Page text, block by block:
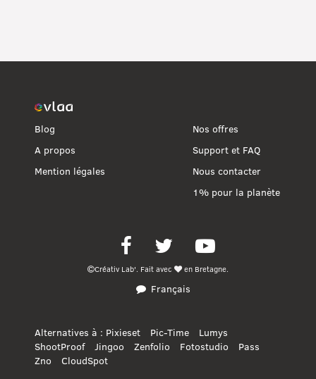
Blog
A propos
Mention légales
Nos offres
Support et FAQ
Nous contacter
1% pour la planète
FacebookTwitter Youtube
Créativ Lab'. Fait avec en Bretagne.
Français
Alternatives à : Pixieset Pic-Time
Lumys
ShootProof
Jingoo Zenfolio Fotostudio
Pass
Zno
CloudSpot